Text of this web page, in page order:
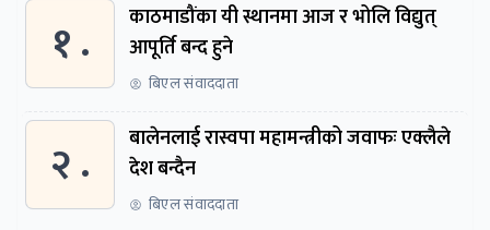
१ .
काठमाडौंका यी स्थानमा आज र भोलि विद्युत्
आपूर्ति बन्द हुने
बिएल संवाददाता
२ .
बालेनलाई रास्वपा महामन्त्रीको जवाफः एक्लैले
देश बन्दैन
बिएल संवाददाता